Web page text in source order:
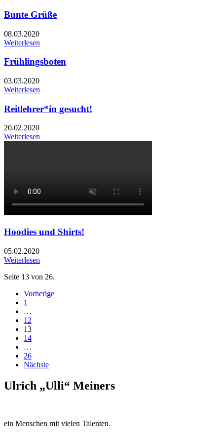
Bunte Grüße
08.03.2020
Weiterlesen
Frühlingsboten
03.03.2020
Weiterlesen
Reitlehrer*in gesucht!
20.02.2020
Weiterlesen
Hoodies und Shirts!
05.02.2020
Weiterlesen
Seite 13 von 26.
Vorherige
1
…
12
13
14
…
26
Nächste
Ulrich „Ulli“ Meiners
ein Menschen mit vielen Talenten.